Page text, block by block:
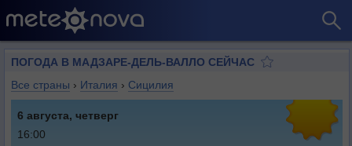
ПОГОДА В МАДЗАРЕ-ДЕЛЬ-ВАЛЛО СЕЙЧАС
Все страны › Италия › Сицилия
6 августа, четверг
16:00